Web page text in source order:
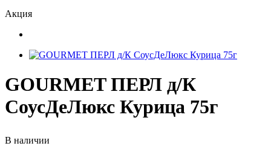
Акция
GOURMET ПЕРЛ д/К
СоусДеЛюкс Курица 75г
В наличии